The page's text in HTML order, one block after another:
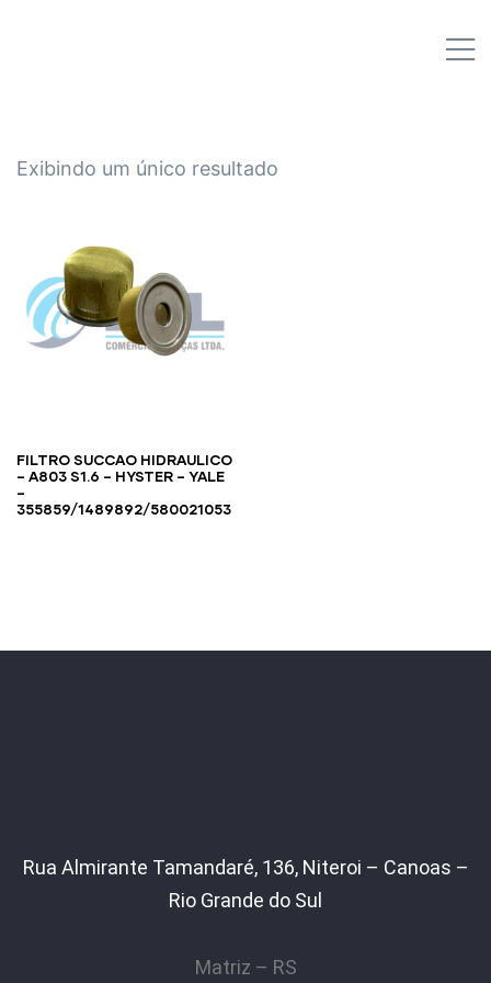
Exibindo um único resultado
FILTRO SUCCAO HIDRAULICO
– A803 S1.6 – HYSTER – YALE
–
355859/1489892/580021053
Rua Almirante Tamandaré, 136, Niteroi – Canoas –
Rio Grande do Sul
Matriz – RS